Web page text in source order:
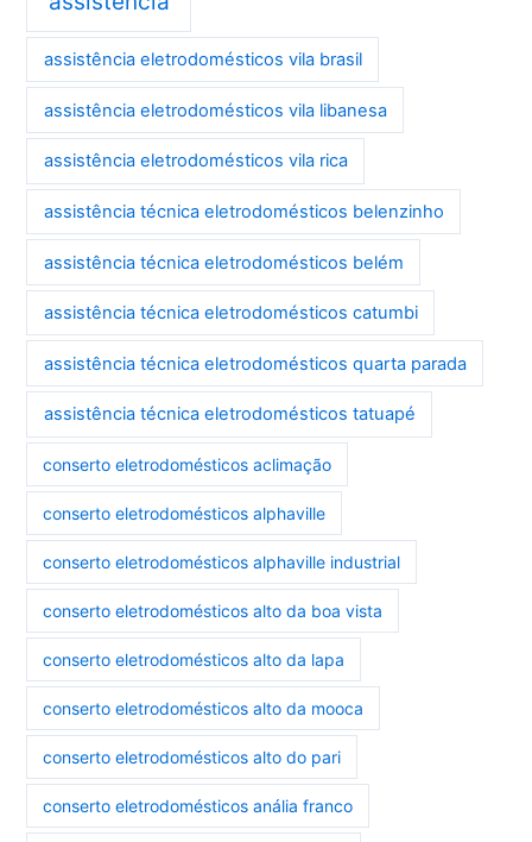
assistência eletrodomésticos vila brasil
assistência eletrodomésticos vila libanesa
assistência eletrodomésticos vila rica
assistência técnica eletrodomésticos belenzinho
assistência técnica eletrodomésticos belém
assistência técnica eletrodomésticos catumbi
assistência técnica eletrodomésticos quarta parada
assistência técnica eletrodomésticos tatuapé
conserto eletrodomésticos aclimação
conserto eletrodomésticos alphaville
conserto eletrodomésticos alphaville industrial
conserto eletrodomésticos alto da boa vista
conserto eletrodomésticos alto da lapa
conserto eletrodomésticos alto da mooca
conserto eletrodomésticos alto do pari
conserto eletrodomésticos anália franco